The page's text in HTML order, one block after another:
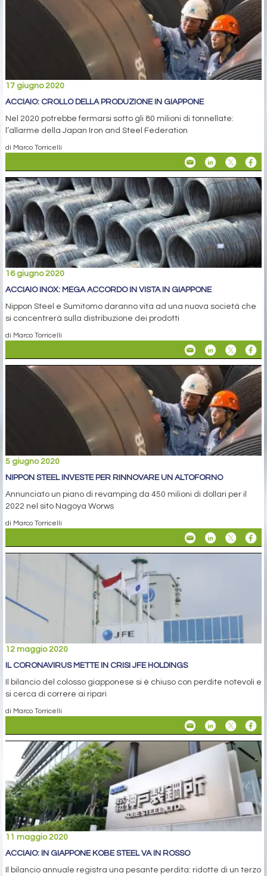
17 giugno 2020
ACCIAIO: CROLLO DELLA PRODUZIONE IN GIAPPONE
Nel 2020 potrebbe fermarsi sotto gli 80 milioni di tonnellate:
l’allarme della Japan Iron and Steel Federation
di Marco Torricelli
16 giugno 2020
ACCIAIO INOX: MEGA ACCORDO IN VISTA IN GIAPPONE
Nippon Steel e Sumitomo daranno vita ad una nuova società che
si concentrerà sulla distribuzione dei prodotti
di Marco Torricelli
5 giugno 2020
NIPPON STEEL INVESTE PER RINNOVARE UN ALTOFORNO
Annunciato un piano di revamping da 450 milioni di dollari per il
2022 nel sito Nagoya Worws
di Marco Torricelli
12 maggio 2020
IL CORONAVIRUS METTE IN CRISI JFE HOLDINGS
Il bilancio del colosso giapponese si è chiuso con perdite notevoli e
si cerca di correre ai ripari
di Marco Torricelli
11 maggio 2020
ACCIAIO: IN GIAPPONE KOBE STEEL VA IN ROSSO
Il bilancio annuale registra una pesante perdita: ridotte di un terzo